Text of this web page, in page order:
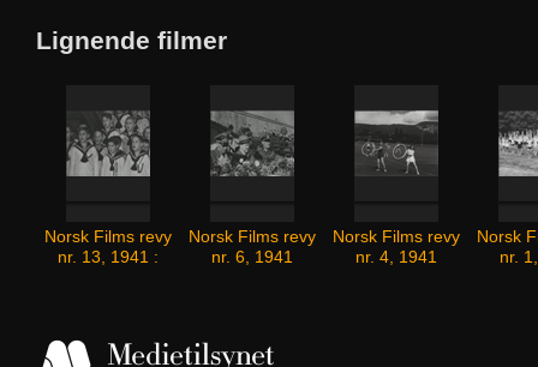
Lignende filmer
Norsk Films revy
nr. 13, 1941 :
Norsk Films revy
nr. 6, 1941
Norsk Films revy
nr. 4, 1941
Norsk
nr.